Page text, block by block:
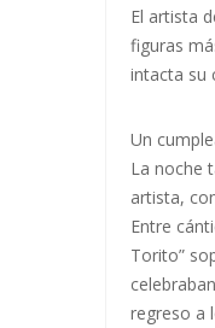
El artista
figuras
intacta su
Un
La noche
artista,
Entre
Torito”
regreso a